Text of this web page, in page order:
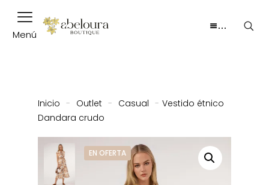
Menú
…
Inicio - Outlet - Casual - Vestido étnico
Dandara crudo
EN OFERTA